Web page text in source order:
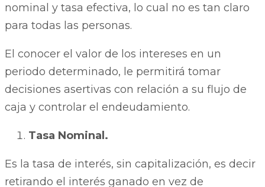
nominal y tasa efectiva, lo cual no es tan claro
para todas las personas.
El conocer el valor de los intereses en un
periodo determinado, le permitirá tomar
decisiones asertivas con relación a su flujo de
caja y controlar el endeudamiento.
Tasa Nominal.
Es la tasa de interés, sin capitalización, es decir
retirando el interés ganado en vez de